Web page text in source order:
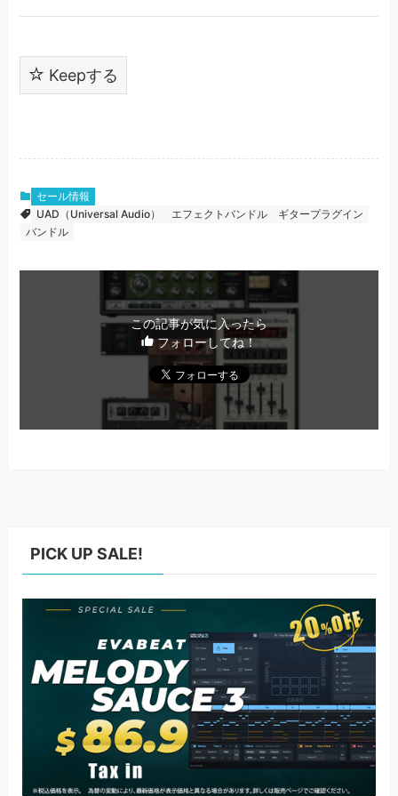
Keepする
セール情報
UAD（Universal Audio）
エフェクトバンドル
ギタープラグイン
バンドル
この記事が気に入ったら
フォローしてね！
PICK UP SALE!